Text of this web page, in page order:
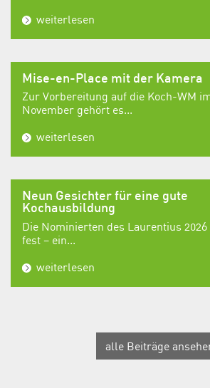
weiterlesen
Mise-en-Place mit der Kamera
Zur Vorbereitung auf die Koch-WM
November gehört es...
weiterlesen
Neun Gesichter für eine gute
Kochausbildung
Die Nominierten des Laurentius 2026
fest – ein...
weiterlesen
alle Beiträge